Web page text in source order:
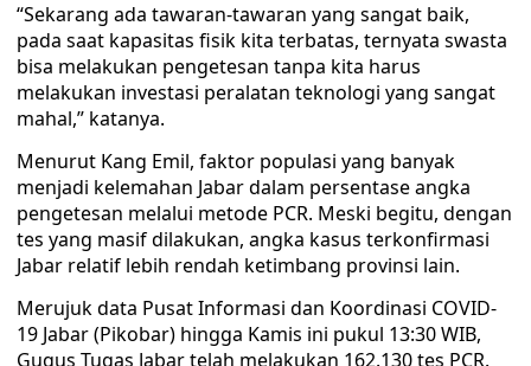
“Sekarang ada tawaran-tawaran yang sangat baik,
pada saat kapasitas fisik kita terbatas, ternyata swasta
bisa melakukan pengetesan tanpa kita harus
melakukan investasi peralatan teknologi yang sangat
mahal,” katanya.
Menurut Kang Emil, faktor populasi yang banyak
menjadi kelemahan Jabar dalam persentase angka
pengetesan melalui metode PCR. Meski begitu, dengan
tes yang masif dilakukan, angka kasus terkonfirmasi
Jabar relatif lebih rendah ketimbang provinsi lain.
Merujuk data Pusat Informasi dan Koordinasi COVID-
19 Jabar (Pikobar) hingga Kamis ini pukul 13:30 WIB,
Gugus Tugas Jabar telah melakukan 162.130 tes PCR.